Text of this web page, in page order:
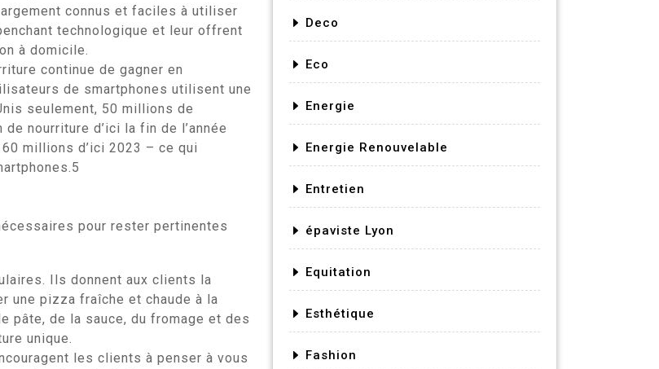
connus et faciles à utiliser
technologique et leur offrent
à domicile.
continue de gagner en
de smartphones utilisent une
seulement, 50 millions de
nourriture d’ici la fin de l’année
millions d’ici 2023 – ce qui
pour rester pertinentes
Ils donnent aux clients la
une pizza fraîche et chaude à la
pâte, de la sauce, du fromage et des
unique.
les clients à penser à vous
Deco
Eco
Energie
Energie Renouvelable
Entretien
épaviste Lyon
Equitation
Esthétique
Fashion